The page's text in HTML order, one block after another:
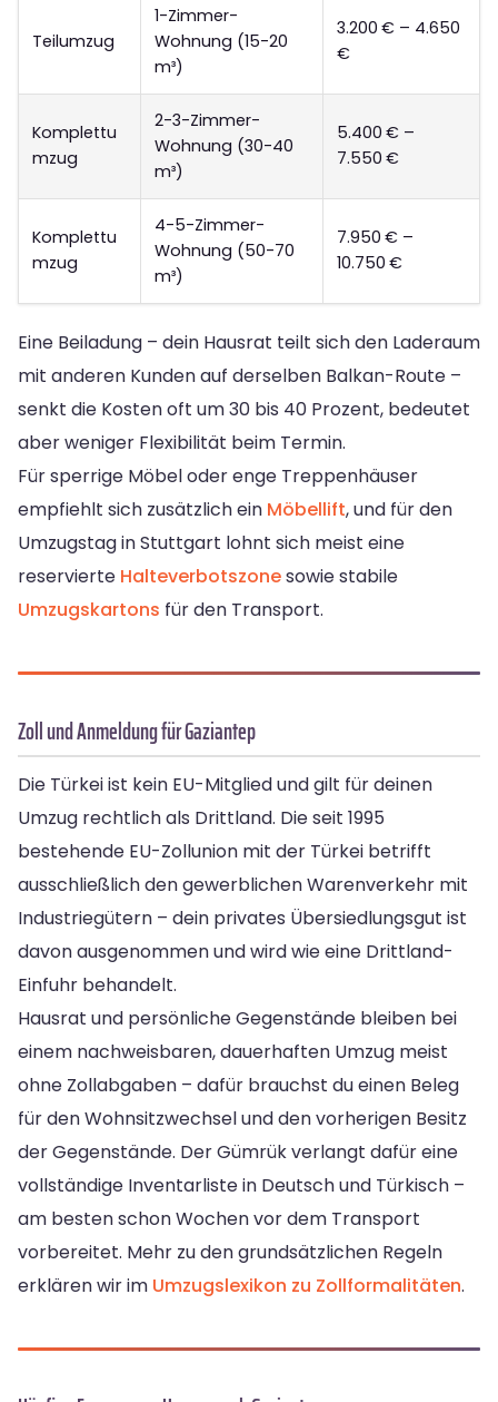
Teilumzug
1-Zimmer-
Wohnung (15-20
m³)
3.200 € – 4.650
€
Komplettu
mzug
2-3-Zimmer-
Wohnung (30-40
m³)
5.400 € –
7.550 €
Komplettu
mzug
4-5-Zimmer-
Wohnung (50-70
m³)
7.950 € –
10.750 €
Eine Beiladung – dein Hausrat teilt sich den Laderaum
mit anderen Kunden auf derselben Balkan-Route –
senkt die Kosten oft um 30 bis 40 Prozent, bedeutet
aber weniger Flexibilität beim Termin.
Für sperrige Möbel oder enge Treppenhäuser
empfiehlt sich zusätzlich ein Möbellift, und für den
Umzugstag in Stuttgart lohnt sich meist eine
reservierte Halteverbotszonesowie stabile
Umzugskartons für den Transport.
Zoll und Anmeldung für Gaziantep
Die Türkei ist kein EU-Mitglied und gilt für deinen
Umzug rechtlich als Drittland. Die seit 1995
bestehende EU-Zollunion mit der Türkei betrifft
ausschließlich den gewerblichen Warenverkehr mit
Industriegütern – dein privates Übersiedlungsgut ist
davon ausgenommen und wird wie eine Drittland-
Einfuhr behandelt.
Hausrat und persönliche Gegenstände bleiben bei
einem nachweisbaren, dauerhaften Umzug meist
ohne Zollabgaben – dafür brauchst du einen Beleg
für den Wohnsitzwechsel und den vorherigen Besitz
der Gegenstände. Der Gümrük verlangt dafür eine
vollständige Inventarliste in Deutsch und Türkisch –
am besten schon Wochen vor dem Transport
vorbereitet. Mehr zu den grundsätzlichen Regeln
erklären wir im Umzugslexikon zu Zollformalitäten.